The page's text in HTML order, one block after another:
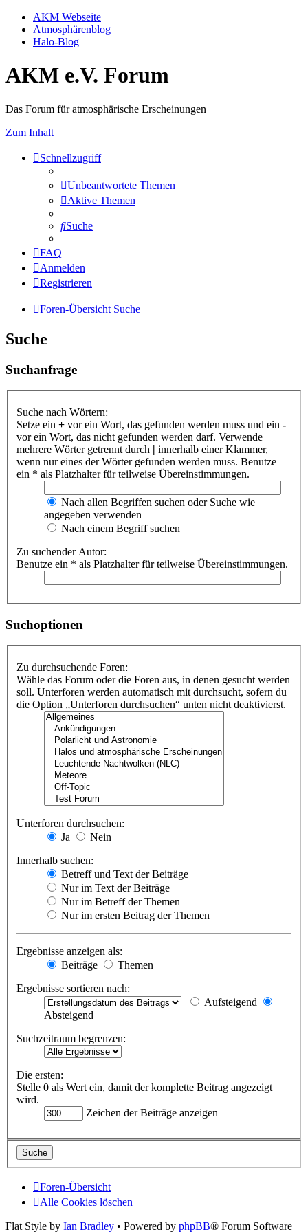
AKM Webseite
Atmosphärenblog
Halo-Blog
AKM e.V. Forum
Das Forum für atmosphärische Erscheinungen
Zum Inhalt
Schnellzugriff
Unbeantwortete Themen
Aktive Themen
Suche
FAQ
Anmelden
Registrieren
Foren-Übersicht Suche
Suche
Suchanfrage
Suche nach Wörtern:
Setze ein + vor ein Wort, das gefunden werden muss und ein -
vor ein Wort, das nicht gefunden werden darf. Verwende
mehrere Wörter getrennt durch | innerhalb einer Klammer,
wenn nur eines der Wörter gefunden werden muss. Benutze
ein * als Platzhalter für teilweise Übereinstimmungen.
Nach allen Begriffen suchen oder Suche wie
angegeben verwenden
Nach einem Begriff suchen
Zu suchender Autor:
Benutze ein * als Platzhalter für teilweise Übereinstimmungen.
Suchoptionen
Zu durchsuchende Foren:
Wähle das Forum oder die Foren aus, in denen gesucht werden
soll. Unterforen werden automatisch mit durchsucht, sofern du
die Option „Unterforen durchsuchen“ unten nicht deaktivierst.
Unterforen durchsuchen:
Ja
Nein
Innerhalb suchen:
Betreff und Text der Beiträge
Nur im Text der Beiträge
Nur im Betreff der Themen
Nur im ersten Beitrag der Themen
Ergebnisse anzeigen als:
Beiträge
Themen
Ergebnisse sortieren nach:
Aufsteigend
Absteigend
Suchzeitraum begrenzen:
Die ersten:
Stelle 0 als Wert ein, damit der komplette Beitrag angezeigt
wird.
Zeichen der Beiträge anzeigen
Foren-Übersicht
Alle Cookies löschen
Flat Style by Ian Bradley • Powered by phpBB® Forum Software